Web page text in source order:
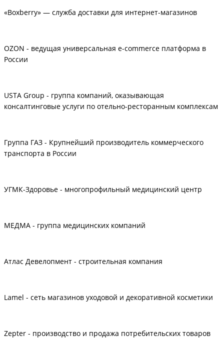
«Boxberry» — служба доставки для интернет-магазинов
OZON - ведущая универсальная e-commerce платформа в
России
USTA Group - группа компаний, оказывающая
консалтинговые услуги по отельно-ресторанным комплексам
Группа ГАЗ - Крупнейший производитель коммерческого
транспорта в России
УГМК-Здоровье - многопрофильный медицинский центр
МЕДМА - группа медицинских компаний
Атлас Девелопмент - строительная компания
Lamel - сеть магазинов уходовой и декоративной косметики
Zepter - производство и продажа потребительских товаров